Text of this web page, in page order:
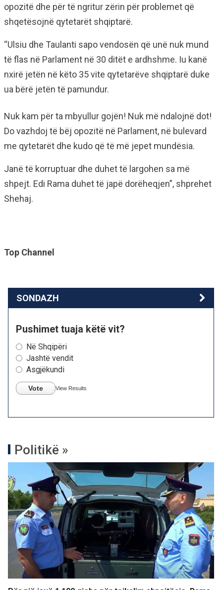
opozitë dhe për të ngritur zërin për problemet që
shqetësojnë qytetarët shqiptarë.
“Ulsiu dhe Taulanti sapo vendosën që unë nuk mund
të flas në Parlament në 30 ditët e ardhshme. Iu kanë
nxirë jetën në këto 35 vite qytetarëve shqiptarë duke
ua bërë jetën të pamundur.
Nuk kam për ta mbyullur gojën! Nuk më ndalojnë dot!
Do vazhdoj të bëj opozitë në Parlament, në bulevard
me qytetarët dhe kudo që të më jepet mundësia.
Janë të korruptuar dhe duhet të largohen sa më
shpejt. Edi Rama duhet të japë dorëheqjen”, shprehet
Shehaj.
Top Channel
SONDAZH
Pushimet tuaja këtë vit?
Në Shqipëri
Jashtë vendit
Asgjëkundi
Vote View Results
Politikë »